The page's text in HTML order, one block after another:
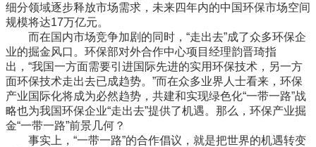
细分领域逐步释放市场需求，未来四年内的中国环保市场空间
规模将达17万亿元。
而在国内市场竞争加剧的同时，“走出去”成了众多环保企
业的掘金风口。环保部对外合作中心项目经理韵晋琦指
出，“我国一方面需要引进国际先进的实用环保技术，另一方
面环保技术走出去已成趋势。”而在众多业界人士看来，环保
产业国际化将成为必然趋势，共建和实现绿色化“一带一路”战
略也为我国环保企业“走出去”提供了机遇。那么，环保产业掘
金“一带一路”前景几何？
事实上，“一带一路”的合作倡议，就是把世界的机遇转变